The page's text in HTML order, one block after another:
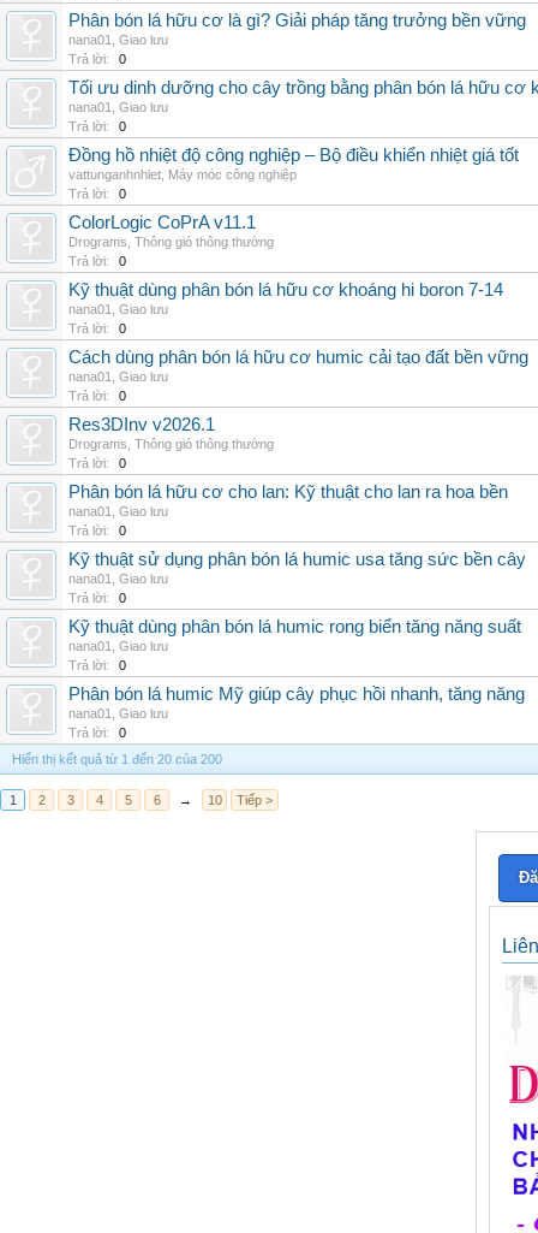
Phân bón lá hữu cơ là gì? Giải pháp tăng trưởng bền vững
nana01
Giao lưu
Trả lời:
0
Tối ưu dinh dưỡng cho cây trồng bằng phân bón lá hữu cơ
nana01
Giao lưu
Trả lời:
0
Đồng hồ nhiệt độ công nghiệp – Bộ điều khiển nhiệt giá tốt
vattunganhnhiet Máy móc công nghiệp
Trả lời:
0
ColorLogic CoPrA v11.1
Drograms Thông gió thông thường
Trả lời:
0
Kỹ thuật dùng phân bón lá hữu cơ khoáng hi boron 7-14
nana01
Giao lưu
Trả lời:
0
Cách dùng phân bón lá hữu cơ humic cải tạo đất bền vững
nana01
Giao lưu
Trả lời:
0
Res3DInv v2026.1
Drograms Thông gió thông thường
Trả lời:
0
Phân bón lá hữu cơ cho lan: Kỹ thuật cho lan ra hoa bền
nana01
Giao lưu
Trả lời:
0
Kỹ thuật sử dụng phân bón lá humic usa tăng sức bền cây
nana01
Giao lưu
Trả lời:
0
Kỹ thuật dùng phân bón lá humic rong biển tăng năng suất
nana01
Giao lưu
Trả lời:
0
Phân bón lá humic Mỹ giúp cây phục hồi nhanh, tăng năng
nana01
Giao lưu
Trả lời:
0
Hiển thị kết quả từ 1 đến 20 của 200
1 2 3 4 5 6 → 10 Tiếp >